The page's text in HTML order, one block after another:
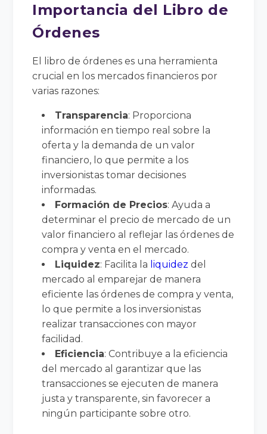
Importancia del Libro de
Órdenes
El libro de órdenes es una herramienta
crucial en los mercados financieros por
varias razones:
Transparencia: Proporciona
información en tiempo real sobre la
oferta y la demanda de un valor
financiero, lo que permite a los
inversionistas tomar decisiones
informadas.
Formación de Precios: Ayuda a
determinar el precio de mercado de un
valor financiero al reflejar las órdenes de
compra y venta en el mercado.
Liquidez: Facilita la liquidez del
mercado al emparejar de manera
eficiente las órdenes de compra y venta,
lo que permite a los inversionistas
realizar transacciones con mayor
facilidad.
Eficiencia: Contribuye a la eficiencia
del mercado al garantizar que las
transacciones se ejecuten de manera
justa y transparente, sin favorecer a
ningún participante sobre otro.